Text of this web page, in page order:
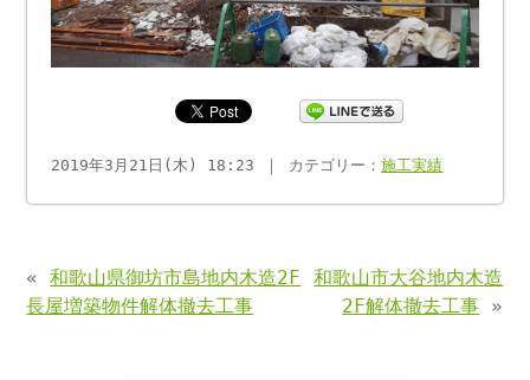
2019年3月21日(木) 18:23 ｜ カテゴリー：施工実績
«和歌山県御坊市島地内木造2F
長屋増築物件解体撤去工事
和歌山市大谷地内木造
2F解体撤去工事 »